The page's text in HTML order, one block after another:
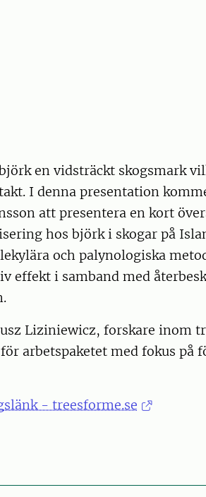
en vidsträckt skogsmark
I denna presentation
att presentera en kort
hos björk i skogar på
och palynologiska
effekt i samband med
Liziniewicz, forskare inom
arbetspaketet med fokus på
- treesforme.se